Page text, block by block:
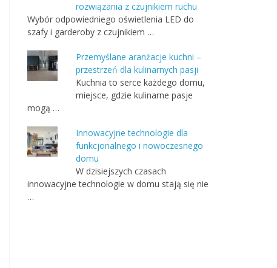
rozwiązania z czujnikiem ruchu
Wybór odpowiedniego oświetlenia LED do
szafy i garderoby z czujnikiem …
Przemyślane aranżacje kuchni –
przestrzeń dla kulinarnych pasji
Kuchnia to serce każdego domu,
miejsce, gdzie kulinarne pasje
mogą …
Innowacyjne technologie dla
funkcjonalnego i nowoczesnego
domu
W dzisiejszych czasach
innowacyjne technologie w domu stają się nie
…